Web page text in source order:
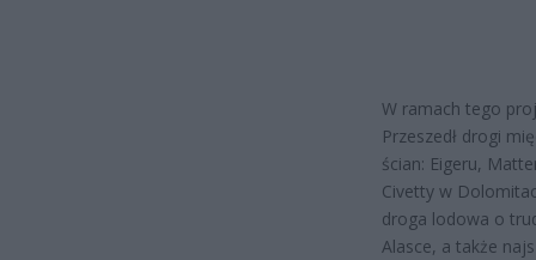
W ramach tego
Przeszedł drogi
ścian: Eigeru,
Civetty w
droga lodowa o
Alasce, a także